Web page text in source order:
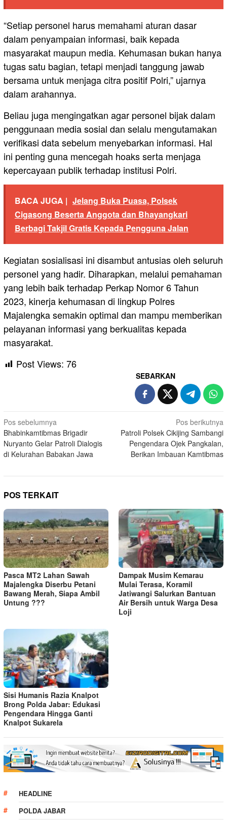
“Setiap personel harus memahami aturan dasar
dalam penyampaian informasi, baik kepada
masyarakat maupun media. Kehumasan bukan hanya
tugas satu bagian, tetapi menjadi tanggung jawab
bersama untuk menjaga citra positif Polri,” ujarnya
dalam arahannya.
Beliau juga mengingatkan agar personel bijak dalam
penggunaan media sosial dan selalu mengutamakan
verifikasi data sebelum menyebarkan informasi. Hal
ini penting guna mencegah hoaks serta menjaga
kepercayaan publik terhadap institusi Polri.
BACA JUGA | Jelang Buka Puasa, Polsek
Cigasong Beserta Anggota dan Bhayangkari
Berbagi Takjil Gratis Kepada Pengguna Jalan
Kegiatan sosialisasi ini disambut antusias oleh seluruh
personel yang hadir. Diharapkan, melalui pemahaman
yang lebih baik terhadap Perkap Nomor 6 Tahun
2023, kinerja kehumasan di lingkup Polres
Majalengka semakin optimal dan mampu memberikan
pelayanan informasi yang berkualitas kepada
masyarakat.
Post Views: 76
SEBARKAN
Navigasi
pos
Pos sebelumnya
Bhabinkamtibmas Brigadir
Nuryanto Gelar Patroli Dialogis
di Kelurahan Babakan Jawa
Pos berikutnya
Patroli Polsek Cikijing Sambangi
Pengendara Ojek Pangkalan,
Berikan Imbauan Kamtibmas
POS TERKAIT
Pasca MT2 Lahan Sawah
Majalengka Diserbu Petani
Bawang Merah, Siapa Ambil
Untung ???
Dampak Musim Kemarau
Mulai Terasa, Koramil
Jatiwangi Salurkan Bantuan
Air Bersih untuk Warga Desa
Loji
Sisi Humanis Razia Knalpot
Brong Polda Jabar: Edukasi
Pengendara Hingga Ganti
Knalpot Sukarela
HEADLINE
POLDA JABAR